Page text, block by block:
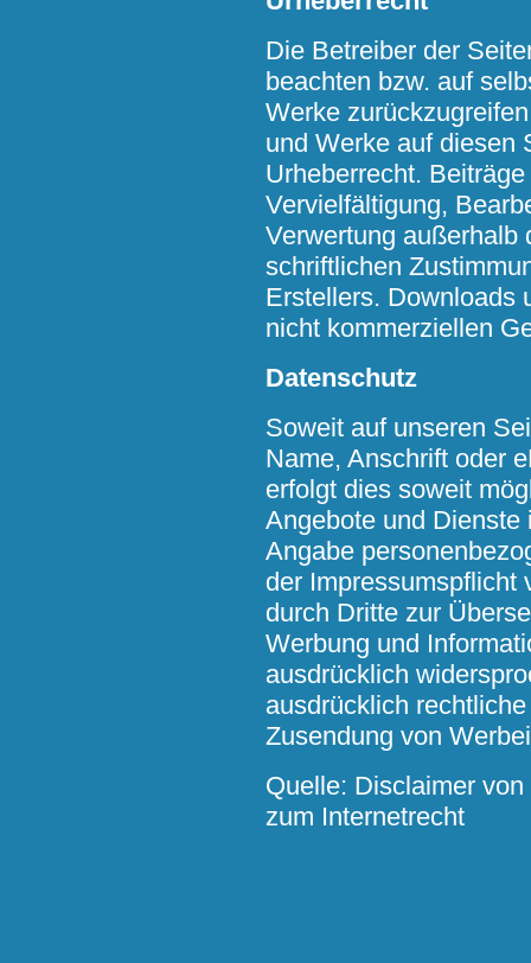
Die Betreiber der
beachten bzw. auf
Werke
und Werke auf diesen
Urheberrecht.
Vervielfältigung,
Verwertung außerhalb
schriftlichen
Erstellers. Downloads
nicht kommerziellen
Datenschutz
Soweit auf unseren
Name, Anschrift oder
erfolgt dies soweit
Angebote und
Angabe
der Impressumspflicht
durch Dritte zur
Werbung und
ausdrücklich
ausdrücklich
Zusendung von
Quelle: Disclaimer von
zum Internetrecht